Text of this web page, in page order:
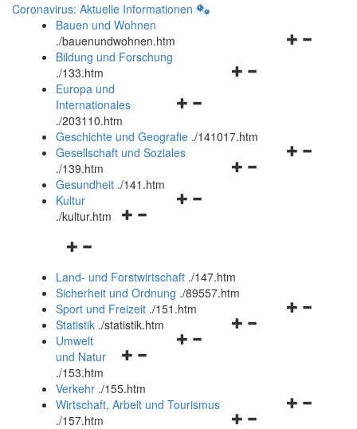
Coronavirus: Aktuelle Informationen
Bauen und Wohnen
./bauenundwohnen.htm
Navigationsmenü
Bildung und Forschung
./133.htm
Navigationsmenü
und
schließen
Europa und
Internationales
./203110.htm
Geschichte und Geografie ./141017.htm
Navigationsmenü
Gesellschaft und Soziales
./139.htm
Navigationsmenü
Gesundheit ./141.htm
Navigationsmenü
Kultur
./kultur.htm
Navigationsmenü
und
schließen
Land- und Forstwirtschaft ./147.htm
Sicherheit und Ordnung ./89557.htm
Navigationsmenü
Sport und Freizeit ./151.htm
Navigationsmenü
Statistik ./statistik.htm
Navigationsmenü
und
schließen
Umwelt
und Natur
./153.htm
Verkehr ./155.htm
Navigationsmenü
Wirtschaft, Arbeit und Tourismus
./157.htm